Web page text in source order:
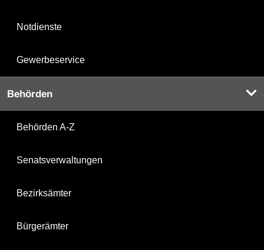
Notdienste
Gewerbeservice
Behörden
Behörden A-Z
Senatsverwaltungen
Bezirksämter
Bürgerämter